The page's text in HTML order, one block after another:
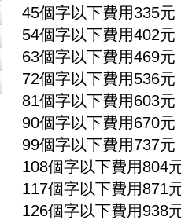
45個字以下費用335元
54個字以下費用402元
63個字以下費用469元
72個字以下費用536元
81個字以下費用603元
90個字以下費用670元
99個字以下費用737元
108個字以下費用804
117個字以下費用871
126個字以下費用938